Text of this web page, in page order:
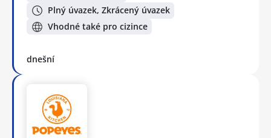
Plný úvazek, Zkrácený úvazek
Vhodné také pro cizince
dnešní